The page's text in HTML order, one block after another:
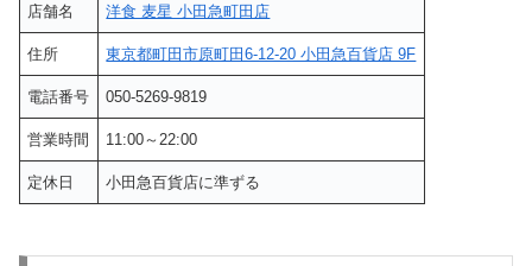
店舗名 洋食 麦星 小田急町田店
住所 東京都町田市原町田6-12-20 小田急百貨店 9F
電話番号 050-5269-9819
営業時間 11:00～22:00
定休日 小田急百貨店に準ずる